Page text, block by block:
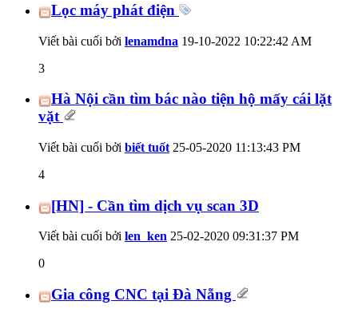
Lọc máy phát điện
Viết bài cuối bởi lenamdna 19-10-2022 10:22:42 AM
3
Hà Nội cần tìm bác nào tiện hộ mấy cái lặt
vặt
Viết bài cuối bởi biết tuốt 25-05-2020 11:13:43 PM
4
[HN] - Cần tìm dịch vụ scan 3D
Viết bài cuối bởi len_ken 25-02-2020 09:31:37 PM
0
Gia công CNC tại Đà Nẵng